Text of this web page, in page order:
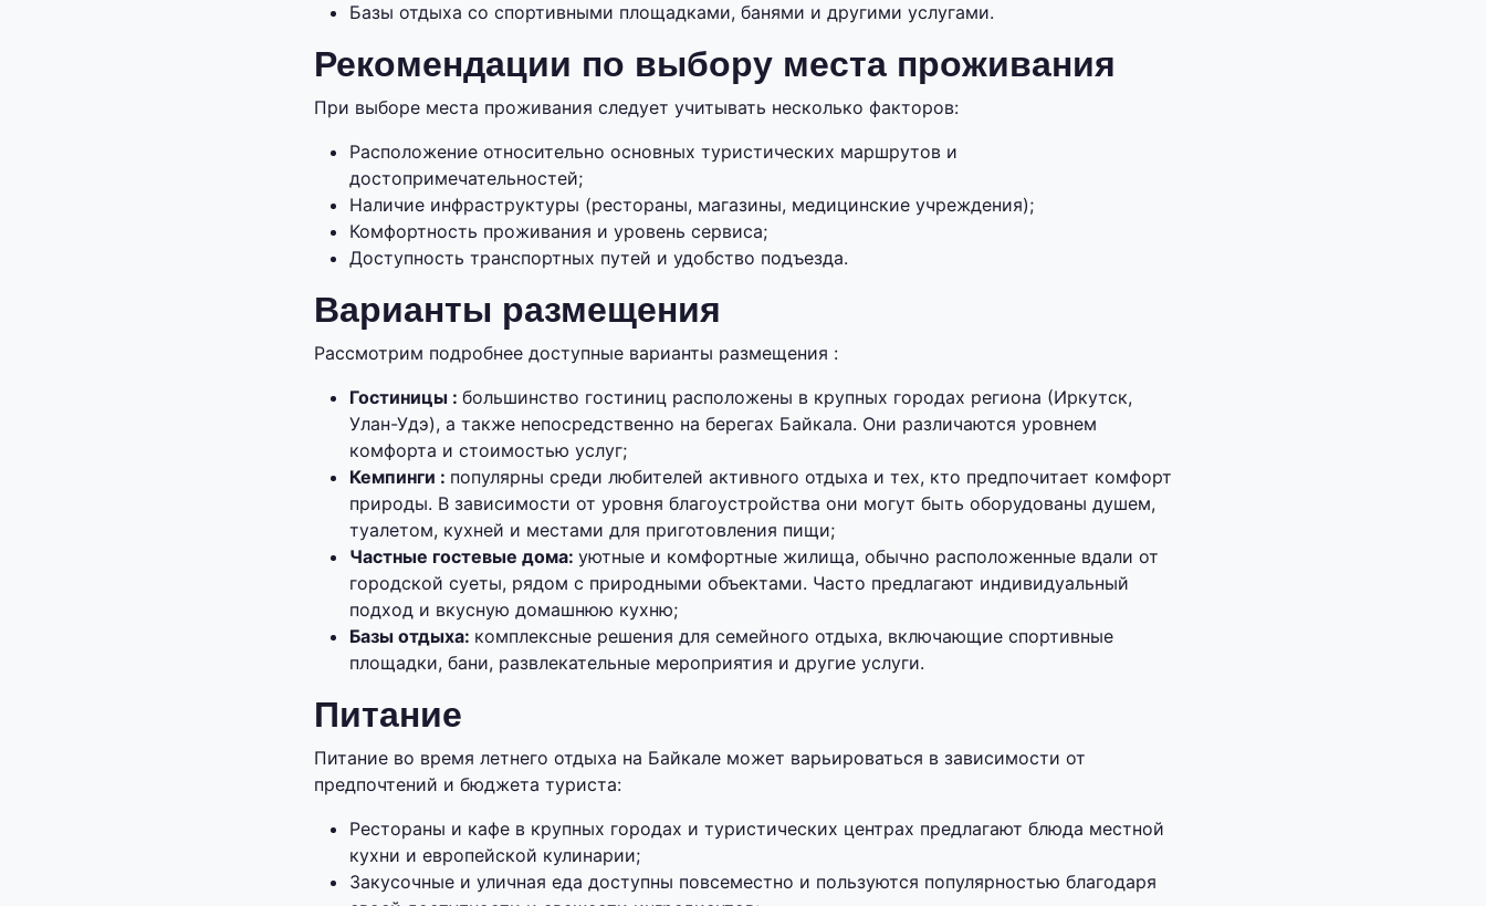
Базы отдыха со спортивными площадками, банями и другими услугами.
Рекомендации по выбору места проживания
При выборе места проживания следует учитывать несколько факторов:
Расположение относительно основных туристических маршрутов и
достопримечательностей;
Наличие инфраструктуры (рестораны, магазины, медицинские учреждения);
Комфортность проживания и уровень сервиса;
Доступность транспортных путей и удобство подъезда.
Варианты размещения
Рассмотрим подробнее доступные варианты размещения :
Гостиницы : большинство гостиниц расположены в крупных городах региона (Иркутск,
Улан-Удэ), а также непосредственно на берегах Байкала. Они различаются уровнем
комфорта и стоимостью услуг;
Кемпинги : популярны среди любителей активного отдыха и тех, кто предпочитает комфорт
природы. В зависимости от уровня благоустройства они могут быть оборудованы душем,
туалетом, кухней и местами для приготовления пищи;
Частные гостевые дома: уютные и комфортные жилища, обычно расположенные вдали от
городской суеты, рядом с природными объектами. Часто предлагают индивидуальный
подход и вкусную домашнюю кухню;
Базы отдыха: комплексные решения для семейного отдыха, включающие спортивные
площадки, бани, развлекательные мероприятия и другие услуги.
Питание
Питание во время летнего отдыха на Байкале может варьироваться в зависимости от
предпочтений и бюджета туриста:
Рестораны и кафе в крупных городах и туристических центрах предлагают блюда местной
кухни и европейской кулинарии;
Закусочные и уличная еда доступны повсеместно и пользуются популярностью благодаря